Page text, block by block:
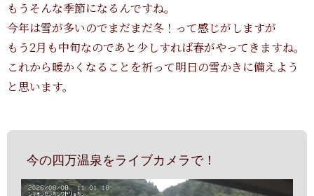
もうそんな季節になるんですね。
今年は雪が多いのでまだまだ冬！って感じがしますが
もう2月も中旬なのであと少しすれば春がやってきますね。
これから暖かくなることを祈って明日の雪かきに備えよう
と思います。
今の四万温泉をライブカメラで！